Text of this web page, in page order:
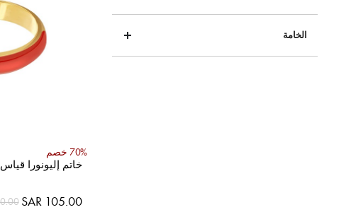
70% خصم
خاتم إليونورا قياس 52
السعر
SAR 105.00
الخامة